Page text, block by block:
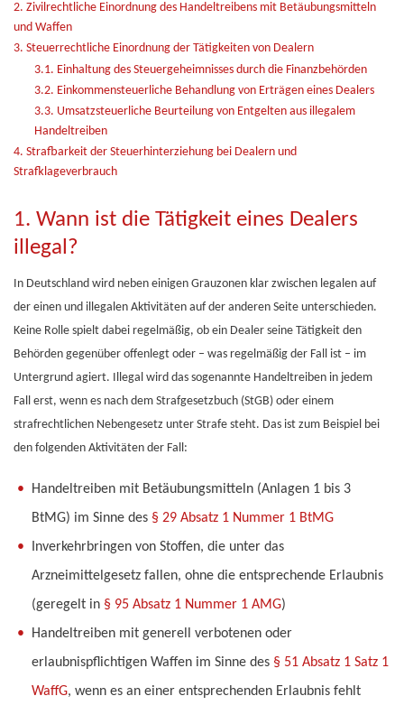
2. Zivilrechtliche Einordnung des Handeltreibens mit Betäubungsmitteln
und Waffen
3. Steuerrechtliche Einordnung der Tätigkeiten von Dealern
3.1. Einhaltung des Steuergeheimnisses durch die Finanzbehörden
3.2. Einkommensteuerliche Behandlung von Erträgen eines Dealers
3.3. Umsatzsteuerliche Beurteilung von Entgelten aus illegalem
Handeltreiben
4. Strafbarkeit der Steuerhinterziehung bei Dealern und
Strafklageverbrauch
1. Wann ist die Tätigkeit eines Dealers
illegal?
In Deutschland wird neben einigen Grauzonen klar zwischen legalen auf
der einen und illegalen Aktivitäten auf der anderen Seite unterschieden.
Keine Rolle spielt dabei regelmäßig, ob ein Dealer seine Tätigkeit den
Behörden gegenüber offenlegt oder – was regelmäßig der Fall ist – im
Untergrund agiert. Illegal wird das sogenannte Handeltreiben in jedem
Fall erst, wenn es nach dem Strafgesetzbuch (StGB) oder einem
strafrechtlichen Nebengesetz unter Strafe steht. Das ist zum Beispiel bei
den folgenden Aktivitäten der Fall:
Handeltreiben mit Betäubungsmitteln (Anlagen 1 bis 3
BtMG) im Sinne des § 29 Absatz 1 Nummer 1 BtMG
Inverkehrbringen von Stoffen, die unter das
Arzneimittelgesetz fallen, ohne die entsprechende Erlaubnis
(geregelt in § 95 Absatz 1 Nummer 1 AMG)
Handeltreiben mit generell verbotenen oder
erlaubnispflichtigen Waffen im Sinne des § 51 Absatz 1 Satz 1
WaffG, wenn es an einer entsprechenden Erlaubnis fehlt